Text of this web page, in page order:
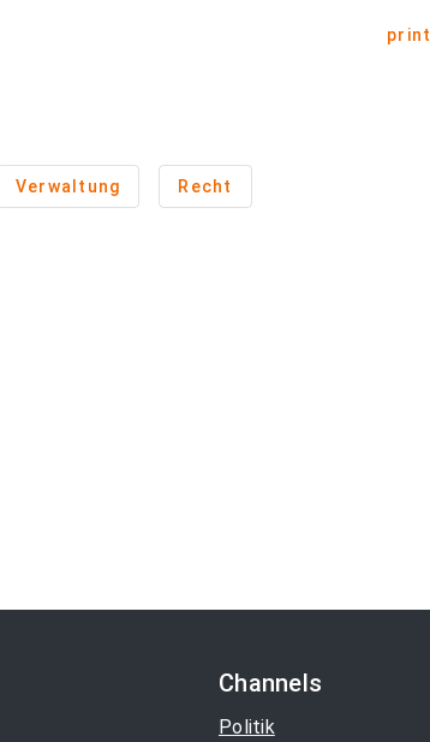
print
Verwaltung Recht
Channels
Politik